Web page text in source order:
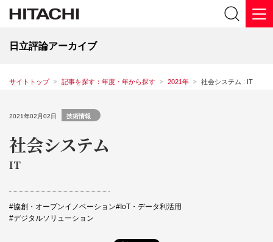
日立評論アーカイブ
サイトトップ 記事を探す：年度・年から探す 2021年 社会システム : IT
2021年02月02日 技術情報
社会システム
IT
協創・オープンイノベーション
IoT・データ利活⽤
デジタルソリューション